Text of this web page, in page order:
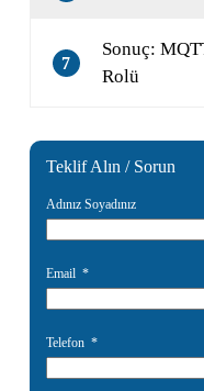
7
Sonuç:
Rolü
Teklif Alın / Sorun
Adınız Soyadınız
Email
Telefon